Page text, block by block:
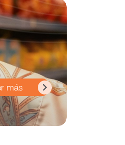
más